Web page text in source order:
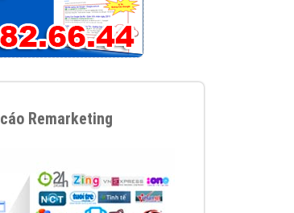
và gọi ngay cho chúng tôi theo
quả cho doanh nghiệp bạn!